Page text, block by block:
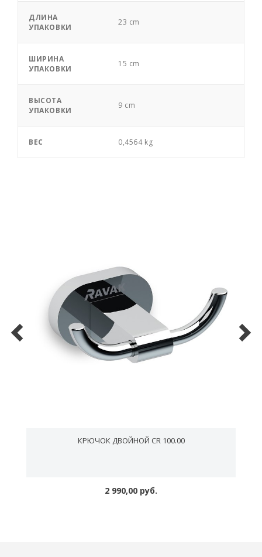
ДЛИНА
УПАКОВКИ
23 cm
ШИРИНА
УПАКОВКИ
15 cm
ВЫСОТА
УПАКОВКИ
9 cm
ВЕС 0,4564 kg
КРЮЧОК ДВОЙНОЙ CR 100.00
2 990,00 руб.